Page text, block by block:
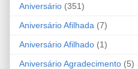
Aniversário (351)
Aniversário Afilhada (7)
Aniversário Afilhado (1)
Aniversário Agradecimento (5)